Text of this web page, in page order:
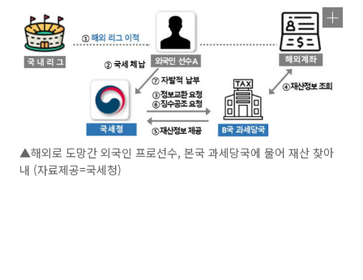
▲해외로 도망간 외국인 프로선수, 본국 과세당국에 물어 재산 찾아
내 (자료제공=국세청)